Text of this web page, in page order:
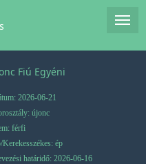
Fiú Egyéni
2026-06-21
újonc
férfi
Kerekesszékes: ép
határidő: 2026-06-16